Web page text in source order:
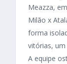
Meazza,
Milão x
forma
vitórias,
A equipe